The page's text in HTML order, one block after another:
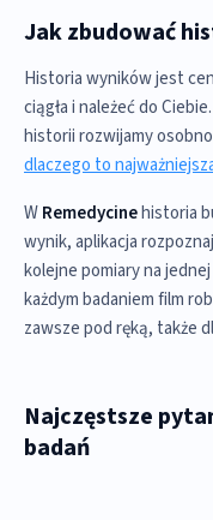
Jak zbudować
Historia wyników jest
ciągła i należeć do
historii rozwijamy
dlaczego to
WRemedycinehistoria
wynik, aplikacja
kolejne pomiary na
każdym badaniem film
zawsze pod ręką, także
Najczęstsze
badań